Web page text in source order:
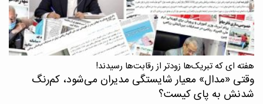
هفته ای که تبریک‌ها زودتر از رقابت‌ها رسیدند!
وقتی «مدال‌» معیار شایستگی مدیران می‌شود، کم‌رنگ
شدنش به پای کیست؟